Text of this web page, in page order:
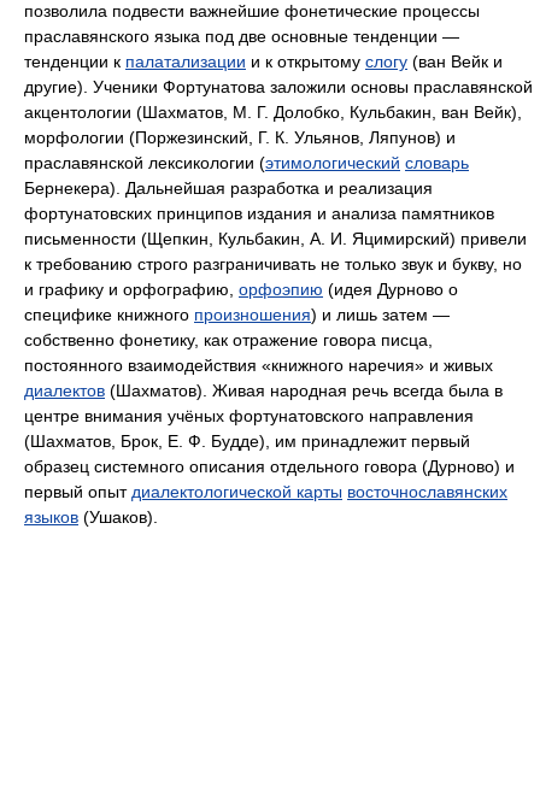
позволила подвести важнейшие фонетические процессы
праславянского языка под две основные тенденции —
тенденции к палатализации и к открытому слогу (ван Вейк и
другие). Ученики Фортунатова заложили основы праславянской
акцентологии (Шахматов, М. Г. Долобко, Кульбакин, ван Вейк),
морфологии (Поржезинский, Г. К. Ульянов, Ляпунов) и
праславянской лексикологии (этимологический словарь
Бернекера). Дальнейшая разработка и реализация
фортунатовских принципов издания и анализа памятников
письменности (Щепкин, Кульбакин, А. И. Яцимирский) привели
к требованию строго разграничивать не только звук и букву, но
и графику и орфографию, орфоэпию (идея Дурново о
специфике книжного произношения) и лишь затем —
собственно фонетику, как отражение говора писца,
постоянного взаимодействия «книжного наречия» и живых
диалектов (Шахматов). Живая народная речь всегда была в
центре внимания учёных фортунатовского направления
(Шахматов, Брок, Е. Ф. Будде), им принадлежит первый
образец системного описания отдельного говора (Дурново) и
первый опыт диалектологической карты восточнославянских
языков (Ушаков).